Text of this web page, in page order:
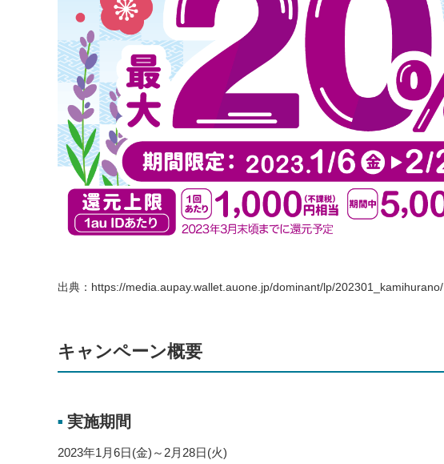
出典：https://media.aupay.wallet.auone.jp/dominant/lp/202301_kamihurano/
キャンペーン概要
■ 実施期間
2023年1月6日(金)～2月28日(火)